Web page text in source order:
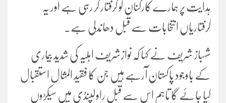
ہدایت پر ہمارے کارکنان کو گرفتار کر رہی ہے اور یہ
گرفتاریاں انتخابات سے قبل دھاندلی ہے۔
شہباز شریف نے کہا کہ نوازشریف اہلیہ کی شدید بیماری
کے باوجود پاکستان آرہے ہیں جن کا فقید المثال استقبال
کیا جائے گا تاہم اس سے قبل راولپنڈی میں سیکڑوں